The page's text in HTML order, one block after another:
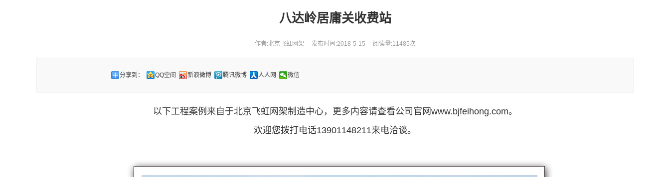
八达岭居庸关收费站
作者:北京飞虹网架 发布时间:2018-5-15 阅读量:11485次
分享到： QQ空间 新浪微博 腾讯微博 人人网 微信
以下工程案例来自于北京飞虹网架制造中心，更多内容请查看公司官网www.bjfeihong.com。
欢迎您拨打电话13901148211来电洽谈。